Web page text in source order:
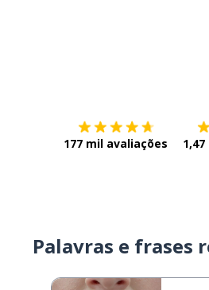
177 mil avaliações
Palavras e frases